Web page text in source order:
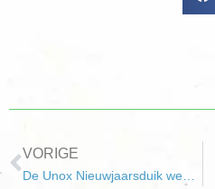
VORIGE
De Unox Nieuwjaarsduik weer in Hellevoetsluis